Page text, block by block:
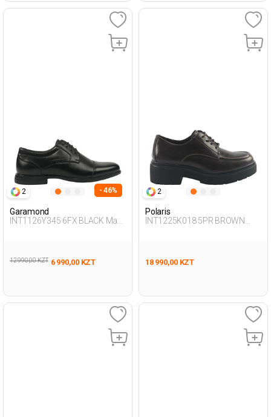
2 - 46%
Garamond
INT1126Y345 6FX BLACK Man
12 990,00 KZT 6 990,00 KZT
2
Polaris
INT1225K018 5PR BROWN
18 990,00 KZT